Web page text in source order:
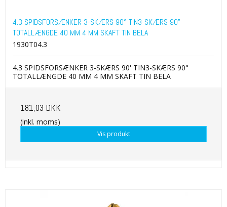
4.3 SPIDSFORSÆNKER 3-SKÆRS 90° TIN3-SKÆRS 90"
TOTALLÆNGDE 40 MM 4 MM SKAFT TIN BELA
1930T04.3
4.3 SPIDSFORSÆNKER 3-SKÆRS 90' TIN3-SKÆRS 90"
TOTALLÆNGDE 40 MM 4 MM SKAFT TIN BELA
181,03 DKK
(inkl. moms)
Vis produkt